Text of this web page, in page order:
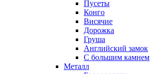
Пусеты
Конго
Висячие
Дорожка
Груша
Английский замок
С большим камнем
Металл